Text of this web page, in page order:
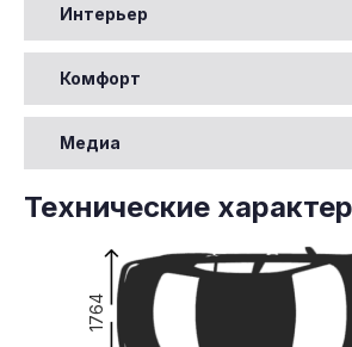
Интерьер
Комфорт
Медиа
Технические
1764